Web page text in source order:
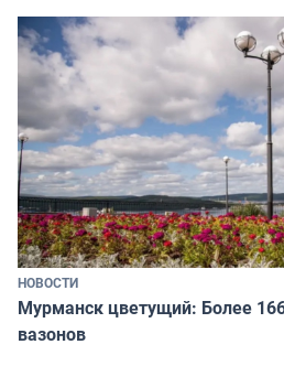
НОВОСТИ
Мурманск цветущий: Более
вазонов